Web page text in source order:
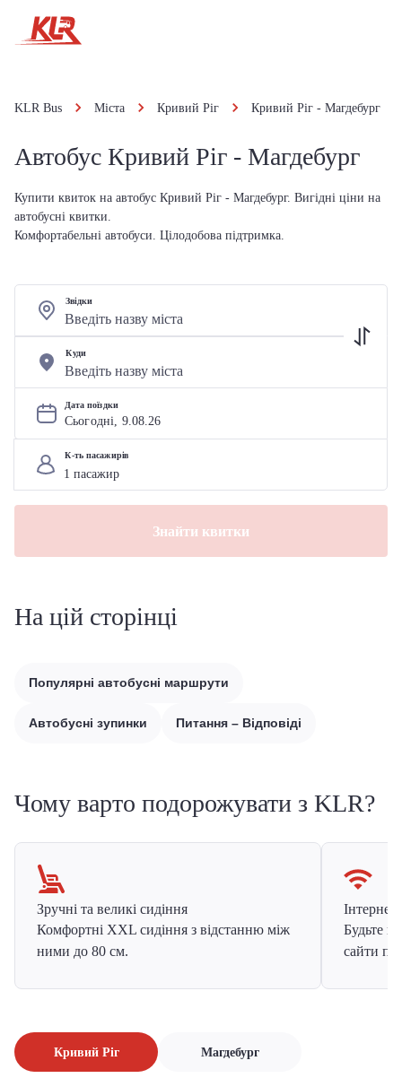
KLR Bus Міста Кривий Ріг Кривий Ріг - Магдебург
Автобус Кривий Ріг - Магдебург
Купити квиток на автобус Кривий Ріг - Магдебург. Вигідні ціни на
автобусні квитки.
Комфортабельні автобуси. Цілодобова підтримка.
Звідки
Куди
Дата поїздки
Сьогодні, 9.08.26
К-ть пасажирів
Знайти квитки
На цій сторінці
Популярні автобусні маршрути
Автобусні зупинки Питання – Відповіді
Чому варто подорожувати з KLR?
Зручні та великі сидіння
Комфортні XXL сидіння з відстанню між
ними до 80 см.
Інтернет
Будьте
сайти
Кривий Ріг Магдебург